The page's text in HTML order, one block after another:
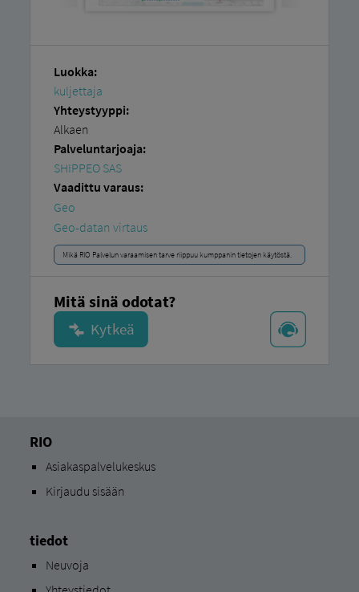
Luokka:
kuljettaja
Yhteystyyppi:
Alkaen
Palveluntarjoaja:
SHIPPEO SAS
Vaadittu varaus:
Geo
Geo-datan virtaus
Mikä RIO Palvelun varaamisen tarve riippuu kumppanin tietojen käytöstä.
Mitä sinä odotat?
RIO
Asiakaspalvelukeskus
Kirjaudu sisään
tiedot
Neuvoja